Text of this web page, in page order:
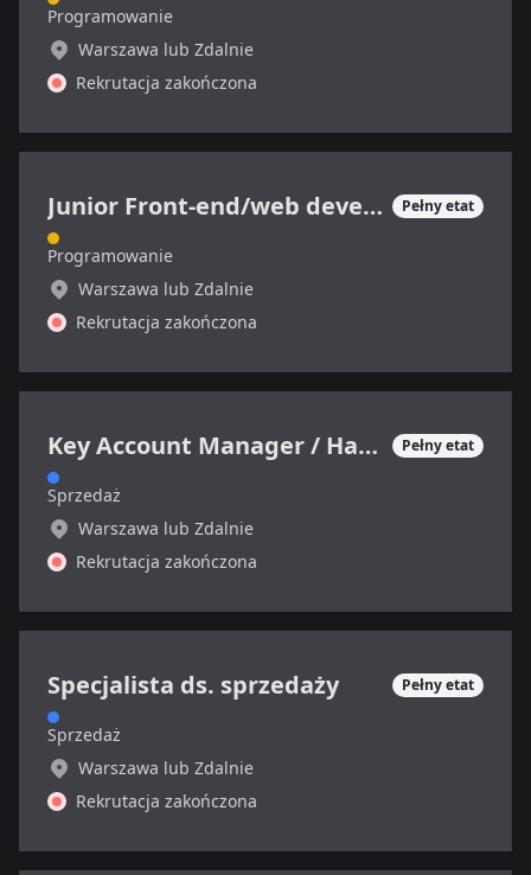
Programowanie
Warszawa lub Zdalnie
Rekrutacja zakończona
Junior Front-end/web developer Pełny etat
Programowanie
Warszawa lub Zdalnie
Rekrutacja zakończona
Key Account Manager / Handlowiec IT (ERP i CRM) Pełny etat
Sprzedaż
Warszawa lub Zdalnie
Rekrutacja zakończona
Specjalista ds. sprzedaży Pełny etat
Sprzedaż
Warszawa lub Zdalnie
Rekrutacja zakończona